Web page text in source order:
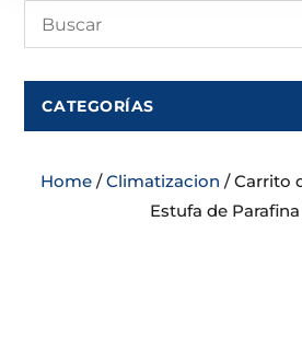
CATEGORÍAS
Home/Climatizacion / Carrito
Estufa de Parafina